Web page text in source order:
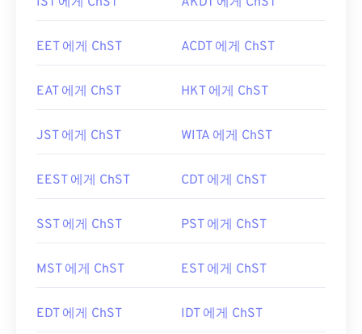
EET 에게 ChST ACDT 에게 ChST
EAT 에게 ChST HKT 에게 ChST
JST 에게 ChST WITA 에게 ChST
EEST 에게 ChST CDT 에게 ChST
SST 에게 ChST PST 에게 ChST
MST 에게 ChST EST 에게 ChST
EDT 에게 ChST IDT 에게 ChST